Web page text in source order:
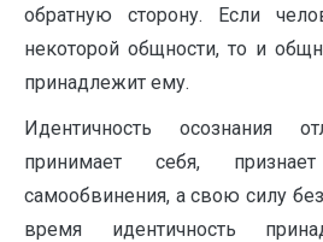
обратную сторону. Если
некоторой общности, то и
принадлежит ему.
Идентичность осознания
принимает себя,
самообвинения, а свою силу
время идентичность